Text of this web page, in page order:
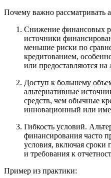
Почему важно рассматривать
Снижение финансовых
источники
меньшие риски по
кредитованием,
или предоставляются на
Доступ к большему
альтернативные
средств, чем обычные
инновационный или
Гибкость условий.
финансирования часто
условия, включая сроки
и требования к
Пример из практики: